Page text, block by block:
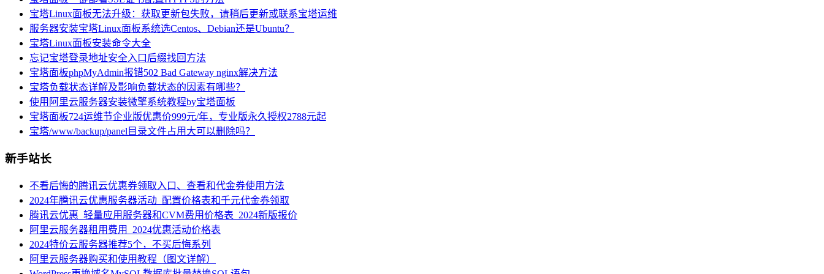
宝塔Linux面板无法升级：获取更新包失败，请稍后更新或联系宝塔运维
服务器安装宝塔Linux面板系统选Centos、Debian还是Ubuntu？
宝塔Linux面板安装命令大全
忘记宝塔登录地址安全入口后缀找回方法
宝塔面板phpMyAdmin报错502 Bad Gateway nginx解决方法
宝塔负载状态详解及影响负载状态的因素有哪些？
使用阿里云服务器安装微擎系统教程by宝塔面板
宝塔面板724运维节企业版优惠价999元/年，专业版永久授权2788元起
宝塔/www/backup/panel目录文件占用大可以删除吗？
新手站长
不看后悔的腾讯云优惠券领取入口、查看和代金券使用方法
2024年腾讯云优惠服务器活动_配置价格表和千元代金券领取
腾讯云优惠_轻量应用服务器和CVM费用价格表_2024新版报价
阿里云服务器租用费用_2024优惠活动价格表
2024特价云服务器推荐5个，不买后悔系列
阿里云服务器购买和使用教程（图文详解）